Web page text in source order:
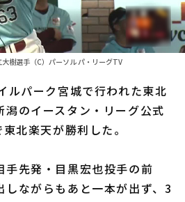
ファイターズ
デンイーグルス
ーンズ
樹選手（C）パーソル パ・リーグTV
パーク宮城で行われた東北
のイースタン・リーグ公式
北楽天が勝利した。
先発・目黒宏也投手の前
しながらもあと一本が出ず、3